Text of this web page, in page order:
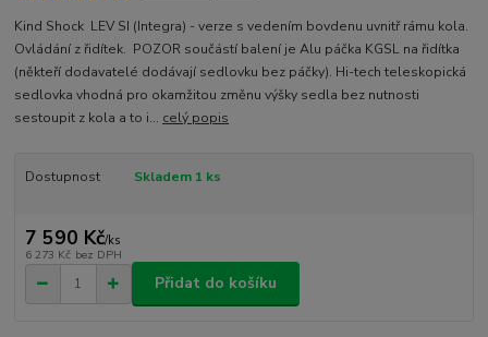
Kind Shock LEV SI (Integra) - verze s vedením bovdenu uvnitř rámu kola.
Ovládání z řidítek. POZOR součástí balení je Alu páčka KGSL na řidítka
(někteří dodavatelé dodávají sedlovku bez páčky). Hi-tech teleskopická
sedlovka vhodná pro okamžitou změnu výšky sedla bez nutnosti
sestoupit z kola a to i... celý popis
Dostupnost Skladem 1 ks
7 590 Kč/ks
6 273 Kč bez DPH
Přidat do košíku